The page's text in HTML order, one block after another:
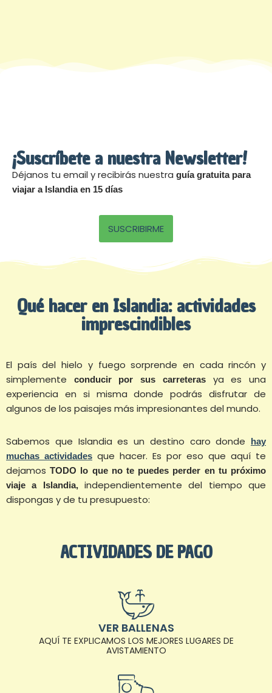
¡Suscríbete a nuestra Newsletter!
Déjanos tu email y recibirás nuestra guía gratuita para
viajar a Islandia en 15 días
SUSCRIBIRME
Qué hacer en Islandia: actividades
imprescindibles
El país del hielo y fuego sorprende en cada rincón y
simplemente
conducir por sus carreteras ya es una
experiencia en si misma donde podrás disfrutar de
algunos de los paisajes más impresionantes del mundo.
Sabemos que Islandia es un destino caro donde
hay
muchas actividades que hacer. Es por eso que aquí te
dejamosTODO lo que no te puedes perder en tu próximo
viaje a Islandia,independientemente del tiempo que
dispongas y de tu presupuesto:
ACTIVIDADES DE PAGO
VER BALLENAS
AQUÍ TE EXPLICAMOS LOS MEJORES LUGARES DE
AVISTAMIENTO